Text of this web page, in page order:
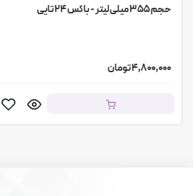
حجم 355 میلی‌لیتر - باکس 24 تایی
4,800,000 تومان